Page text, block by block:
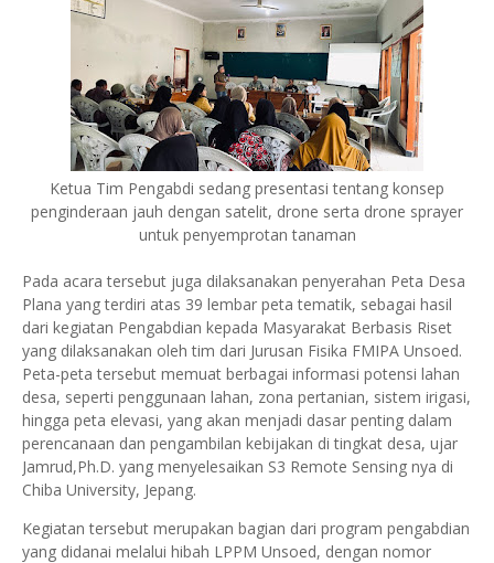
Ketua Tim Pengabdi sedang presentasi tentang konsep
penginderaan jauh dengan satelit, drone serta drone sprayer
untuk penyemprotan tanaman
Pada acara tersebut juga dilaksanakan penyerahan Peta Desa
Plana yang terdiri atas 39 lembar peta tematik, sebagai hasil
dari kegiatan Pengabdian kepada Masyarakat Berbasis Riset
yang dilaksanakan oleh tim dari Jurusan Fisika FMIPA Unsoed.
Peta-peta tersebut memuat berbagai informasi potensi lahan
desa, seperti penggunaan lahan, zona pertanian, sistem irigasi,
hingga peta elevasi, yang akan menjadi dasar penting dalam
perencanaan dan pengambilan kebijakan di tingkat desa, ujar
Jamrud,Ph.D. yang menyelesaikan S3 Remote Sensing nya di
Chiba University, Jepang.
Kegiatan tersebut merupakan bagian dari program pengabdian
yang didanai melalui hibah LPPM Unsoed, dengan nomor